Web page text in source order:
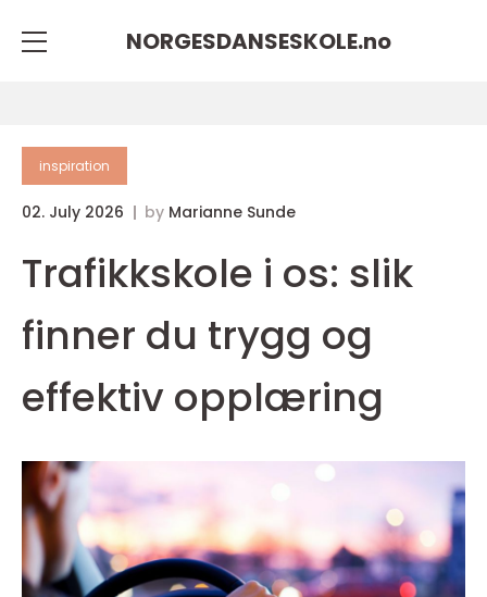
NORGESDANSESKOLE.no
inspiration
02. July 2026 by Marianne Sunde
Trafikkskole i os: slik
finner du trygg og
effektiv opplæring